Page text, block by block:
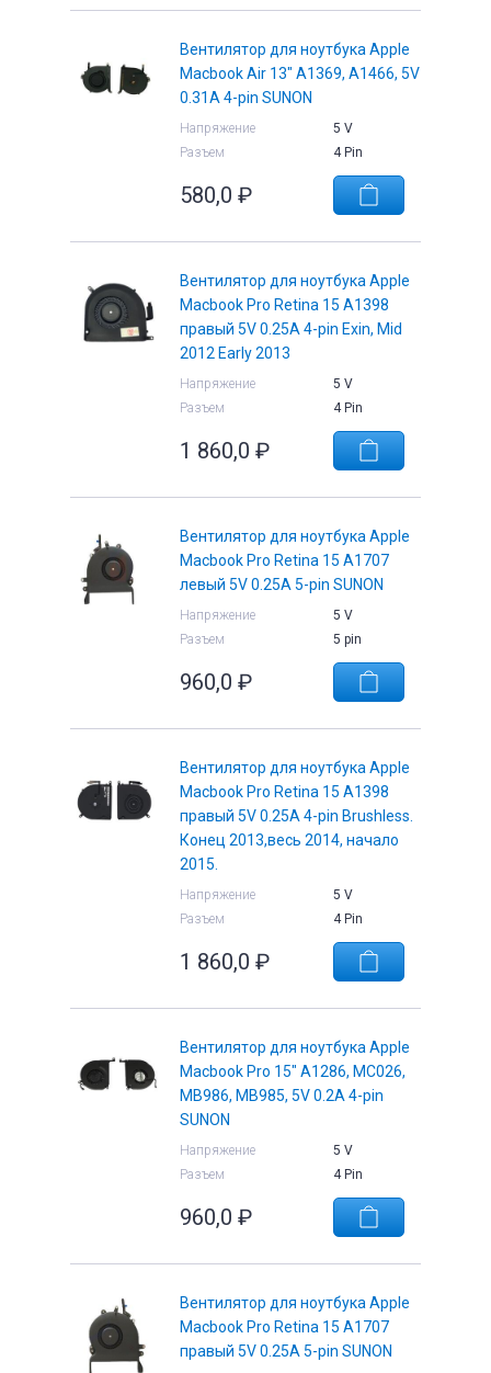
Вентилятор для ноутбука Apple
Macbook Air 13" A1369, A1466, 5V
0.31A 4-pin SUNON
Напряжение
5 V
Разъем
4 Pin
580,0 ₽
Вентилятор для ноутбука Apple
Macbook Pro Retina 15 A1398
правый 5V 0.25A 4-pin Exin, Mid
2012 Early 2013
Напряжение
5 V
Разъем
4 Pin
1 860,0 ₽
Вентилятор для ноутбука Apple
Macbook Pro Retina 15 A1707
левый 5V 0.25A 5-pin SUNON
Напряжение
5 V
Разъем
5 pin
960,0 ₽
Вентилятор для ноутбука Apple
Macbook Pro Retina 15 A1398
правый 5V 0.25A 4-pin Brushless.
Конец 2013,весь 2014, начало
2015.
Напряжение
5 V
Разъем
4 Pin
1 860,0 ₽
Вентилятор для ноутбука Apple
Macbook Pro 15" A1286, MC026,
MB986, MB985, 5V 0.2A 4-pin
SUNON
Напряжение
5 V
Разъем
4 Pin
960,0 ₽
Вентилятор для ноутбука Apple
Macbook Pro Retina 15 A1707
правый 5V 0.25A 5-pin SUNON